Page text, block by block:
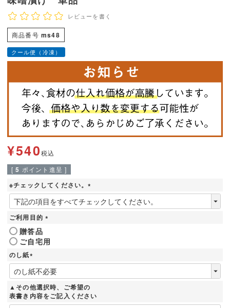
レビューを書く
商品番号 ms48
クール便（冷凍）
¥540税込
[ 5 ポイント進呈 ]
※チェックしてください。
(
必
ご利用目的
必
須
贈答品
ご自宅用
のし紙
(
必
須
)
▲その他選択時、ご希望の
表書き内容をご記入ください